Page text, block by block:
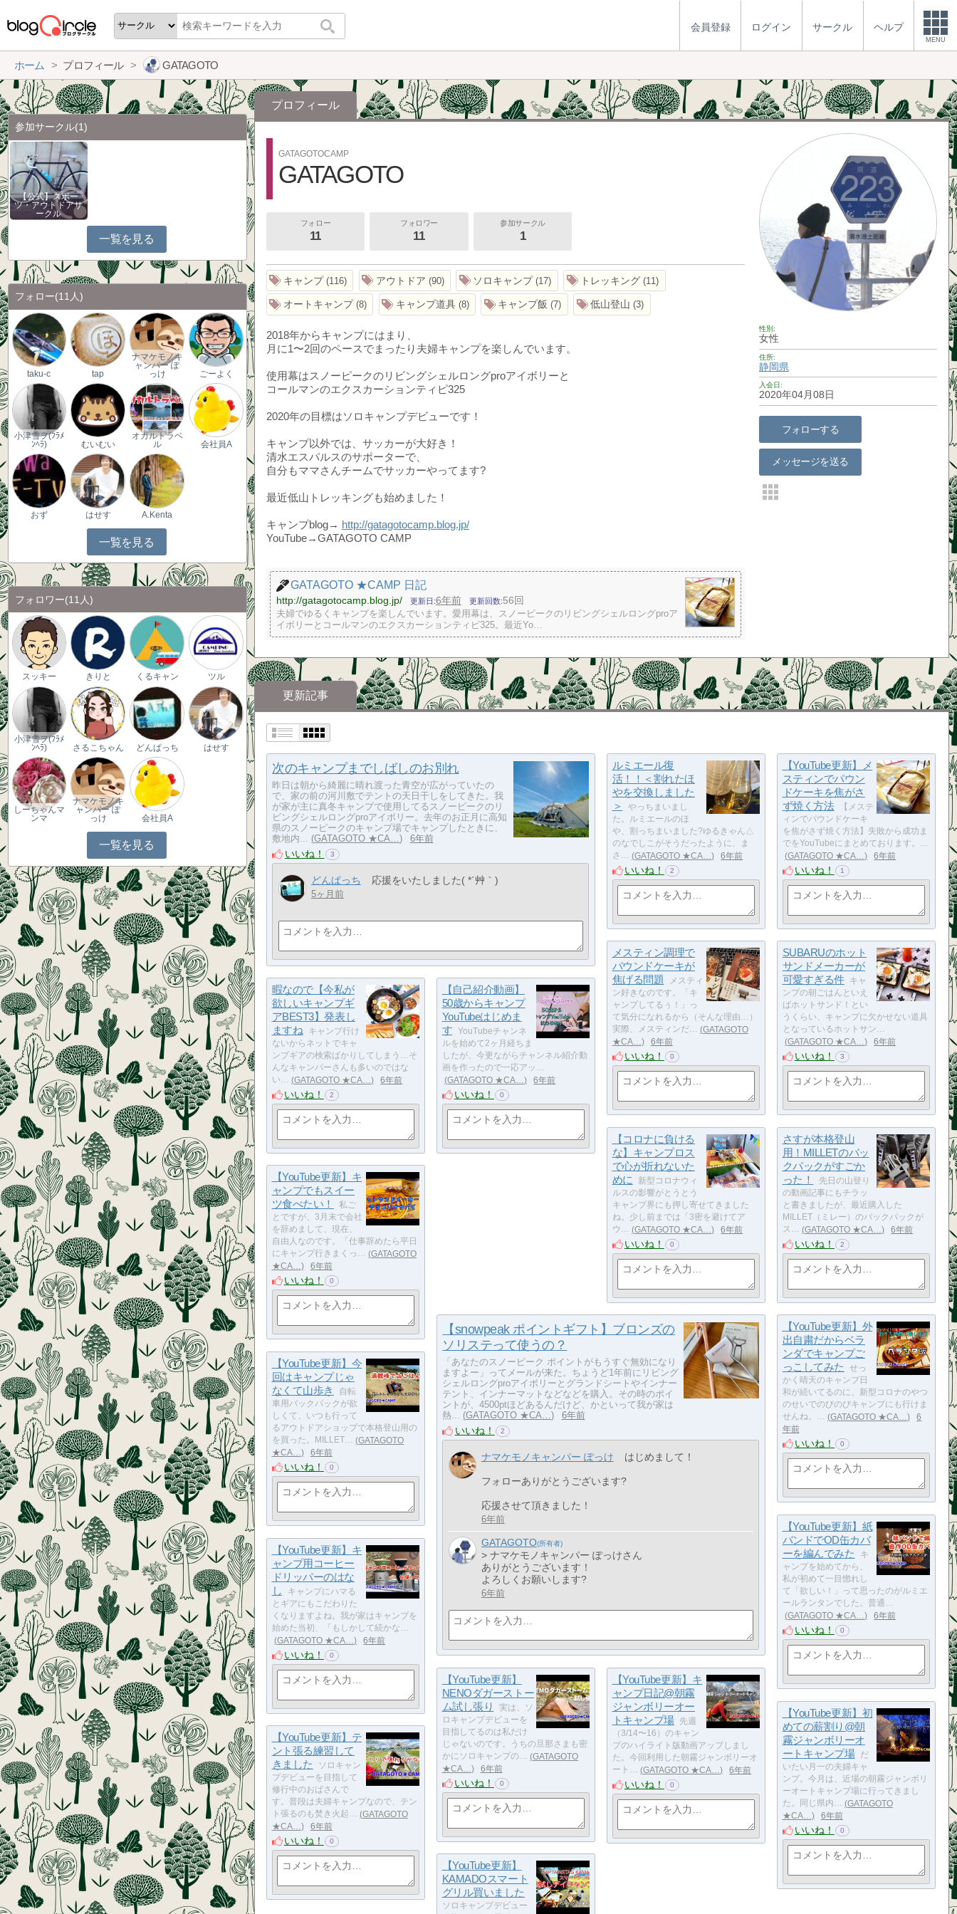
会員登録 ログイン サークル ヘルプ
MENU
ホーム プロフィール GATAGOTO
プロフィール
GATAGOTOCAMP
GATAGOTO
フォロー
11
フォロワー
11
参加サークル
1
性別
女性
住所
静岡県
入会日
2020年04月08日
フォローする
メッセージを送る
キャンプ 116 アウトドア 90 ソロキャンプ 17 トレッキング 11
オートキャンプ 8 キャンプ道具 8 キャンプ飯 7 低山登山 3
2018年からキャンプにはまり、
月に1〜2回のペースでまったり夫婦キャンプを楽しんでいます。
使用幕はスノーピークのリビングシェルロングproアイボリーと
コールマンのエクスカーションティピ325
2020年の目標はソロキャンプデビューです！
キャンプ以外では、サッカーが大好き！
清水エスパルスのサポーターで、
自分もママさんチームでサッカーやってます?
最近低山トレッキングも始めました！
キャンプblog→ http://gatagotocamp.blog.jp/
YouTube→GATAGOTO CAMP
GATAGOTO ★CAMP 日記
http://gatagotocamp.blog.jp/ 更新日 6年前 更新回数 56回
夫婦でゆるくキャンプを楽しんでいます。愛用幕は、スノーピークのリビングシェルロングproア
イボリーとコールマンのエクスカーションティピ325。最近Yo…
更新記事
次のキャンプまでしばしのお別れ
昨日は朝から綺麗に晴れ渡った青空が広がっていたの
で、家の前の河川敷でテントの天日干しをしてきた。我
が家が主に真冬キャンプで使用してるスノーピークのリ
ビングシェルロングproアイボリー。去年のお正月に高知
県のスノーピークのキャンプ場でキャンプしたときに、
敷地内...
GATAGOTO ★CA… 6年前
いいね！ 3
どんぱっち 応援をいたしました( *´艸｀)
5ヶ月前
ルミエール復
活！！＜割れたほ
やを交換しました
＞
やっちまいまし
た。ルミエールのほ
や、割っちまいました?ゆるきゃん△
のなでしこがそうだったように、ま
さ…
GATAGOTO ★CA… 6年前
いいね！ 2
【YouTube更新】メ
スティンでパウン
ドケーキを焦がさ
ず焼く方法
【メステ
ィンでパウンドケーキ
を焦がさず焼く方法】失敗から成功ま
でをYouTubeにまとめております。…
GATAGOTO ★CA…
6年前
いいね！ 1
メスティン調理で
パウンドケーキが
焦げる問題
メスティ
ン好きなのです。「キ
ャンプしてるぅ！」っ
て気分になれるから（そんな理由…）
実際、メスティンだ…
GATAGOTO
★CA…
6年前
いいね！ 0
SUBARUのホット
サンドメーカーが
可愛すぎる件
キャ
ンプの朝ごはんといえ
ばホットサンド！とい
うくらい、キャンプに欠かせない道具
となっているホットサン…
GATAGOTO ★CA…
6年前
いいね！ 3
暇なので【今私が
欲しいキャンプギ
アBEST3】発表し
ますね
キャンプ行け
ないからネットでキャ
ンプギアの検索ばかりしてしまう…そ
んなキャンパーさんも多いのではな
い…
GATAGOTO ★CA… 6年前
いいね！ 2
【自己紹介動画】
50歳からキャンプ
YouTubeはじめま
す
YouTubeチャンネ
ルを始めて2ヶ月経ちま
したが、今更ながらチャンネル紹介動
画を作ったので一応アッ…
GATAGOTO ★CA…
6年前
いいね！ 0
【コロナに負ける
な】キャンプロス
で心が折れないた
めに
新型コロナウィ
ルスの影響がとうとう
キャンプ界にも押し寄せてきました
ね。少し前までは「3密を避けてア
ウ…
GATAGOTO ★CA… 6年前
いいね！ 0
さすが本格登山
用！MILLETのバッ
クパックがすごか
った！
先日の山登り
の動画記事にもチラッ
と書きましたが、最近購入した
MILLET（ミレー）のバックパックが
ス…
GATAGOTO ★CA… 6年前
いいね！ 2
【YouTube更新】キ
ャンプでもスイー
ツ食べたい！
私ご
とですが、3月末で会社
を辞めまして、現在、
自由人なのです。「仕事辞めたら平日
にキャンプ行きまくっ…
GATAGOTO
★CA…
6年前
いいね！ 0
【snowpeak ポイントギフト】ブロンズの
ソリステって使うの？
「あなたのスノーピーク ポイントがもうすぐ無効になり
ますよー」ってメールが来た。ちょうど1年前にリビング
シェルロングproアイボリーとグランドシートやインナー
テント、インナーマットなどなどを購入。その時のポイ
ントが、4500ptほどあるんだけど、かといって我が家は
熱...
GATAGOTO ★CA… 6年前
いいね！ 2
ナマケモノキャンパー ぽっけ はじめまして！
フォローありがとうございます?
応援させて頂きました！
6年前
GATAGOTO
> ナマケモノキャンパー ぽっけさん
ありがとうございます！
よろしくお願いします?
6年前
【YouTube更新】外
出自粛だからベラ
ンダでキャンプご
っこしてみた
せっ
かく晴天のキャンプ日
和が続いてるのに、新型コロナのやつ
のせいでのびのびキャンプにも行けま
せんね。…
GATAGOTO ★CA…
6
年前
いいね！ 0
【YouTube更新】今
回はキャンプじゃ
なくて山歩き
自転
車用バックパックが欲
しくて、いつも行って
るアウトドアショップで本格登山用の
を買った。MILLET…
GATAGOTO
★CA…
6年前
いいね！ 0
【YouTube更新】紙
バンドでOD缶カバ
ーを編んでみた
キ
ャンプを始めてから、
私が初めて一目惚れし
て「欲しい！」って思ったのがルミエ
ールランタンでした。普通…
GATAGOTO ★CA…
6年前
いいね！ 0
【YouTube更新】キ
ャンプ用コーヒー
ドリッパーのはな
し
キャンプにハマる
とギアにもこだわりた
くなりますよね。我が家はキャンプを
始めた当初、「もしかして続かな…
GATAGOTO ★CA…
6年前
いいね！ 0
【YouTube更新】
NENOダガーストー
ム試し張り
実は、ソ
ロキャンプデビューを
目指してるのは私だけ
じゃないのです。うちの旦那さまも密
かにソロキャンプの…
GATAGOTO
★CA…
6年前
いいね！ 0
【YouTube更新】キ
ャンプ日記@朝霧
ジャンボリーオー
トキャンプ場
先週
（3/14〜16）のキャン
プのハイライト版動画アップしまし
た。今回利用した朝霧ジャンボリーオ
ート…
GATAGOTO ★CA… 6年前
いいね！ 0
【YouTube更新】初
めての薪割り@朝
霧ジャンボリーオ
ートキャンプ場
だ
いたい月一の夫婦キャ
ンプ。今月は、近場の朝霧ジャンボリ
ーオートキャンプ場に行ってきまし
た。同じ県内…
GATAGOTO
★CA…
6年前
いいね！ 0
【YouTube更新】テ
ント張る練習して
きました
ソロキャン
プデビューを目指して
修行中のおばさんで
す。普段は夫婦キャンプなので、テン
ト張るのも焚き火起…
GATAGOTO
★CA…
6年前
いいね！ 0
【YouTube更新】
KAMADOスマート
グリル買いました
ソロキャンプデビュー
参加サークル(1)
【公式】スポー
ツ・アウトドアサ
ークル
一覧を見る
フォロー(11人)
taku-c tap
ナマケモノキ
ャンパー ぽ
っけ
ごーよく
小津雪ヲ(ﾌﾗﾒ
ﾝﾍﾗ)
むいむい
オカルトラベ
ル
会社員A
おず はせす A.Kenta
一覧を見る
フォロワー(11人)
スッキー きりと くるキャン ツル
小津雪ヲ(ﾌﾗﾒ
ﾝﾍﾗ)
さるこちゃん どんぱっち はせす
しーちゃんマ
ンマ
ナマケモノキ
ャンパー ぽ
っけ
会社員A
一覧を見る